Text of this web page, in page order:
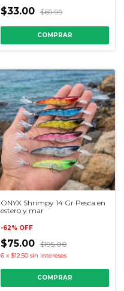
$33.00 $69.99
COMPRAR
ONYX Shrimpy 14 Gr Pesca en
estero y mar
-62% OFF
$75.00 $195.00
6 x $12.50 sin intereses
COMPRAR